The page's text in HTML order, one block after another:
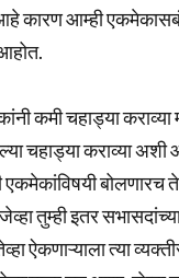
कारण आम्ही
कमी चहाड्या
चहाड्या कराव्या
बोलणारच
तुम्ही इतर
ऐकणाऱ्याला त्या